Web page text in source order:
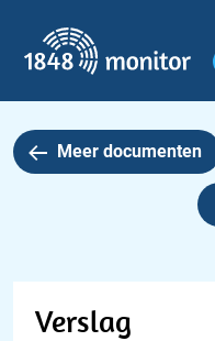
Hoofdmenu
Meer documenten
Verslag